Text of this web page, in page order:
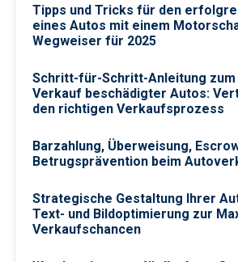
Tipps und Tricks für den
eines Autos mit einem
Wegweiser für 2025
Schritt-für-Schritt-Anleitung
Verkauf beschädigter Autos:
den richtigen Verkaufsprozess
Barzahlung, Überweisung,
Betrugsprävention beim
Strategische Gestaltung Ihrer
Text- und Bildoptimierung zur
Verkaufschancen